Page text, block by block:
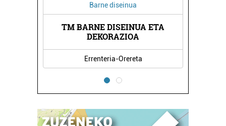
Barne diseinua
TM BARNE DISEINUA ETA
DEKORAZIOA
Errenteria-Orereta